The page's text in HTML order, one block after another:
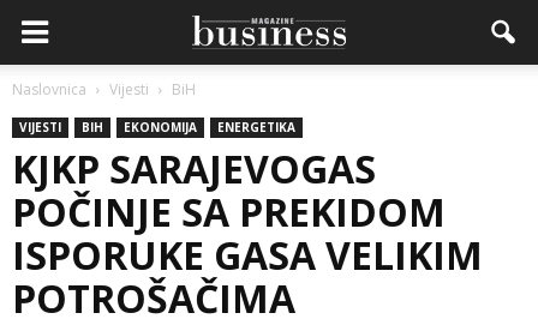
Naslovnica Vijesti BiH
VIJESTI BIH EKONOMIJA ENERGETIKA
KJKP SARAJEVOGAS
POČINJE SA PREKIDOM
ISPORUKE GASA VELIKIM
POTROŠAČIMA